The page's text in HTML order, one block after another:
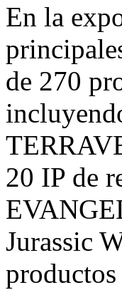
En la
de 270
20 IP de
Jurassic
productos